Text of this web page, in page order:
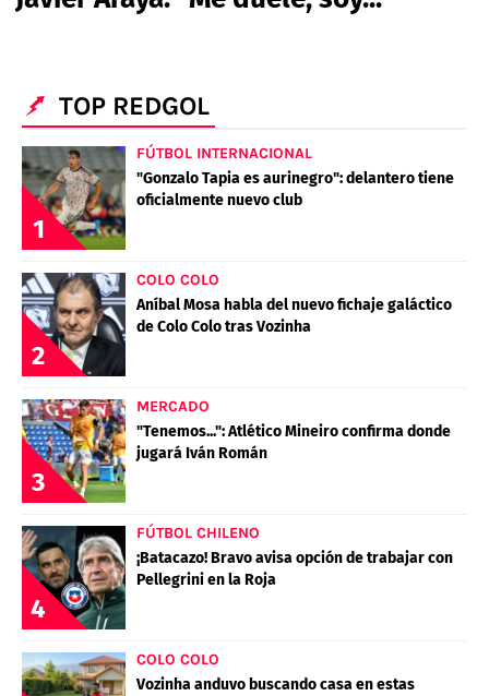
PALESTINO
CAMPEONATO NACIONAL
PRONÓSTICOS
APUESTA DEL DÍA
COPA SUDAMERICANA
PREMIER LEAGUE
CHAMPIONS LEAGUE
EUROPA LEAGUE
SERIE A
LA LIGA
CHILENOS POR EL MUNDO
ALEXIS SANCHEZ
DARIO OSORIO
DAMIAN PIZARRO
MERCADO DE FICHAJES
TENIS
ELIMINATORIAS CONMEBOL
FEMENINO
QUIENES SOMOS
STAFF
TÉRMINOS Y CONDICIONES
AGENDA
POLÍTICAS DE PRIVACIDAD
POLÍTICA EDITORIAL
PUBLICIDAD / ADS
CONTACTO
AD CHOICES
COLO COLO
TABLA DE POSICIONES
TOP REDGOL
1
FÚTBOL INTERNACIONAL
"Gonzalo Tapia es aurinegro": delantero tiene
oficialmente nuevo club
2
COLO COLO
Aníbal Mosa habla del nuevo fichaje galáctico
de Colo Colo tras Vozinha
3
MERCADO
"Tenemos...": Atlético Mineiro confirma donde
jugará Iván Román
4
FÚTBOL CHILENO
¡Batacazo! Bravo avisa opción de trabajar con
Pellegrini en la Roja
COLO COLO
Vozinha anduvo buscando casa en estas